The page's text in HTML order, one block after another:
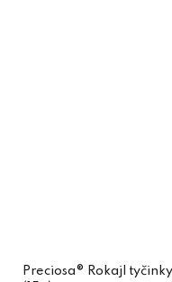
Preciosa® Rokajl